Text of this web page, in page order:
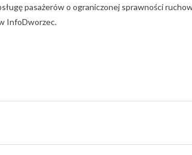
pasażerów o ograniczonej sprawności
InfoDworzec.